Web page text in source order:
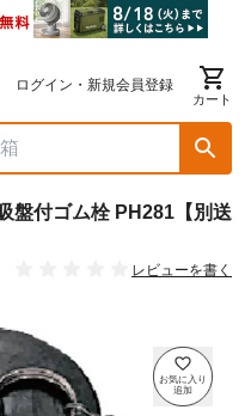
ログイン・新規会員登録
カート
盤付ゴム栓 PH281【別送
レビューを書く